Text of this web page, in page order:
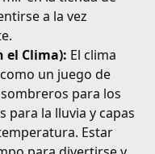
a la vez
el Clima): El clima
un juego de
para los
para la lluvia y capas
Estar